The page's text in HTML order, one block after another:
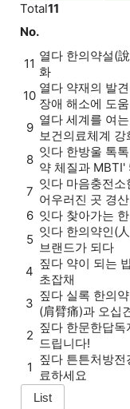
Total11
No.
11
열다 한의약설(
화
10
열다 약재의 발견
장애 해소에 도움
9
열다 세계를 여
보건의료체계 강
8
잇다 한방울 톡톡
약 체질과 MBTI'
7
잇다 마음충전소
어우러진 곳 경
6 잇다 찾아가는
5
잇다 한의약인(
브랜드가 되다
4
짚다 약이 되는
초잡채
3
짚다 실록 한의약
(肩臂痛)과 오십
2
짚다 한문한답독
드립니다!
1
짚다 튼튼처방전
료하세요